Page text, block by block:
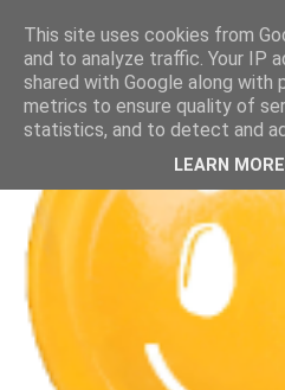
This site uses cookies from
and to analyze traffic. Your IP
shared with Google along with
metrics to ensure quality of
statistics, and to detect and
LEARN MORE